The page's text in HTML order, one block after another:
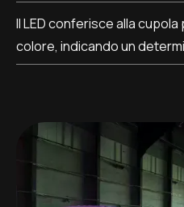
Il LED conferisce alla
colore, indicando un